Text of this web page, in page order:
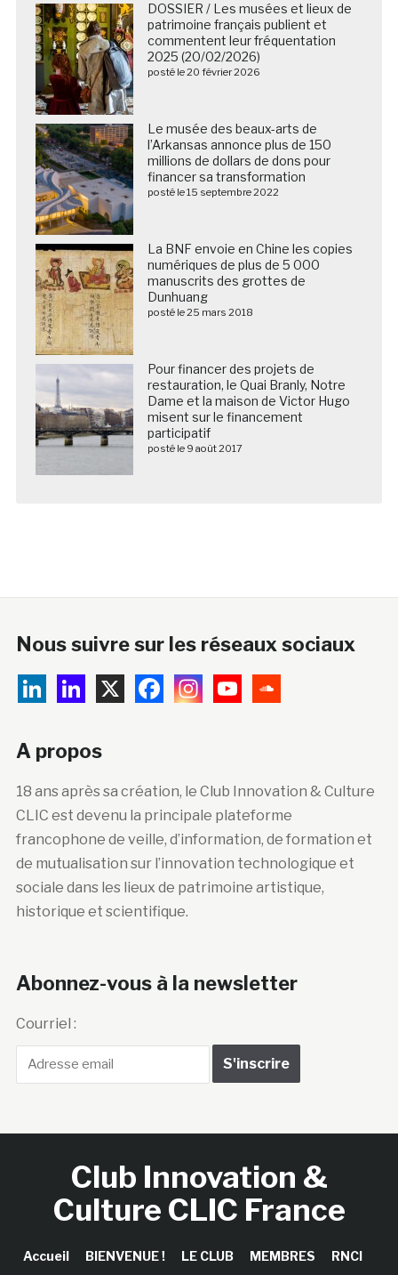
DOSSIER / Les musées et lieux de
patrimoine français publient et
commentent leur fréquentation
2025 (20/02/2026)
posté le 20 février 2026
Le musée des beaux-arts de
l’Arkansas annonce plus de 150
millions de dollars de dons pour
financer sa transformation
posté le 15 septembre 2022
La BNF envoie en Chine les copies
numériques de plus de 5 000
manuscrits des grottes de
Dunhuang
posté le 25 mars 2018
Pour financer des projets de
restauration, le Quai Branly, Notre
Dame et la maison de Victor Hugo
misent sur le financement
participatif
posté le 9 août 2017
Nous suivre sur les réseaux sociaux
A propos
18 ans après sa création, le Club Innovation & Culture
CLIC est devenu la principale plateforme
francophone de veille, d’information, de formation et
de mutualisation sur l’innovation technologique et
sociale dans les lieux de patrimoine artistique,
historique et scientifique.
Abonnez-vous à la newsletter
Courriel :
Club Innovation &
Culture CLIC France
Accueil BIENVENUE ! LE CLUB MEMBRES
RNCI